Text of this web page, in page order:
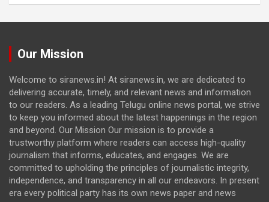
Our Mission
Welcome to siranews.in! At siranews.in, we are dedicated to
delivering accurate, timely, and relevant news and information
to our readers. As a leading Telugu online news portal, we strive
to keep you informed about the latest happenings in the region
and beyond. Our Mission Our mission is to provide a
trustworthy platform where readers can access high-quality
journalism that informs, educates, and engages. We are
committed to upholding the principles of journalistic integrity,
independence, and transparency in all our endeavors. In present
era every political party has its own news paper and news